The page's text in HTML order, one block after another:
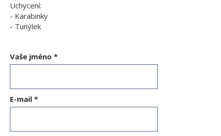
Uchycení:
- Karabinky
- Tunýlek
Vaše jméno *
E-mail *